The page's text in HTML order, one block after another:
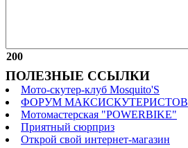
200
ПОЛЕЗНЫЕ ССЫЛКИ
Мото-скутер-клуб Mosquito'S
ФОРУМ МАКСИСКУТЕРИСТОВ
Мотомастерская "POWERBIKE"
Приятный сюрприз
Открой свой интернет-магазин